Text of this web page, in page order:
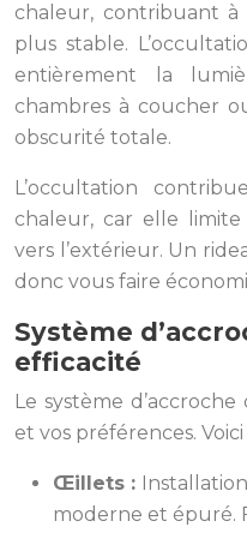
chaleur, contribuant
plus stable.
entièrement la
chambres à coucher
obscurité totale.
L’occultation
chaleur, car elle
vers l’extérieur. Un
donc vous faire
Système
efficacité
Le système
et vos préférences.
Œillets :
moderne et épuré.